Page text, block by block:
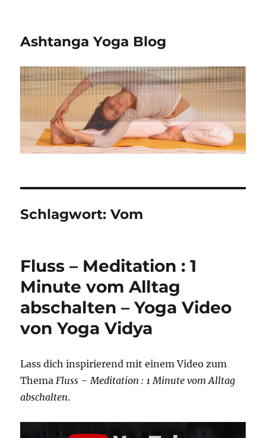
Ashtanga Yoga Blog
Schlagwort:Vom
Fluss – Meditation : 1
Minute vom Alltag
abschalten – Yoga Video
von Yoga Vidya
Lass dich inspirierend mit einem Video zum
Thema Fluss – Meditation : 1 Minute vom Alltag
abschalten.
„FLUSS